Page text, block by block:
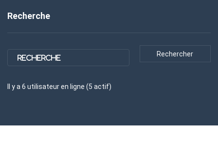
Recherche
Il y a 6 utilisateuren ligne (5 actif)